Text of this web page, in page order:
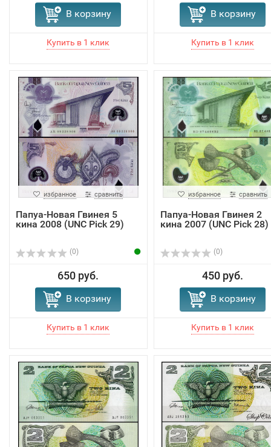
В корзину В корзину
избранное сравнить
Папуа-Новая Гвинея 5
кина 2008 (UNC Pick 29)
(0)
650 руб.
В корзину
избранное сравнить
Папуа-Новая Гвинея 2
кина 2007 (UNC Pick 28)
(0)
450 руб.
В корзину